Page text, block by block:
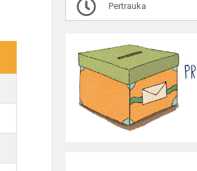
Pertrauka